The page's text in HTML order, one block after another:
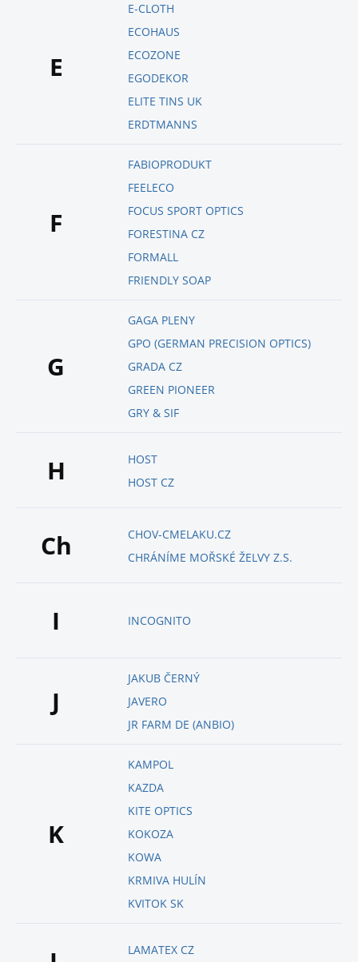
E
E-CLOTH
ECOHAUS
ECOZONE
EGODEKOR
ELITE TINS UK
ERDTMANNS
F
FABIOPRODUKT
FEELECO
FOCUS SPORT OPTICS
FORESTINA CZ
FORMALL
FRIENDLY SOAP
G
GAGA PLENY
GPO (GERMAN PRECISION OPTICS)
GRADA CZ
GREEN PIONEER
GRY & SIF
H
HOST
HOST CZ
Ch
CHOV-CMELAKU.CZ
CHRÁNÍME MOŘSKÉ ŽELVY Z.S.
I INCOGNITO
J
JAKUB ČERNÝ
JAVERO
JR FARM DE (ANBIO)
K
KAMPOL
KAZDA
KITE OPTICS
KOKOZA
KOWA
KRMIVA HULÍN
KVITOK SK
LAMATEX CZ